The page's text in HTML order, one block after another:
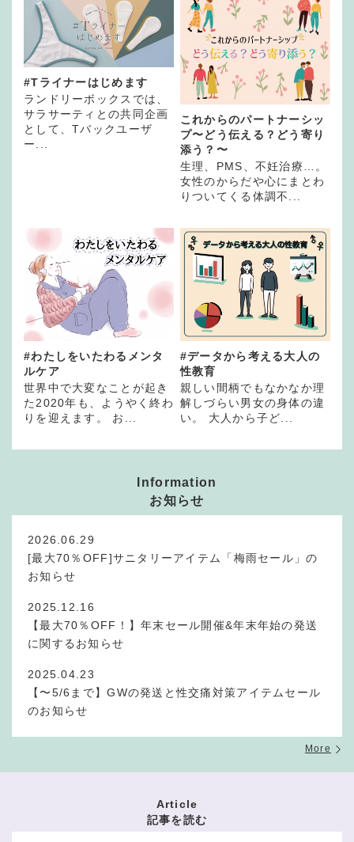
#Tライナーはじめます
ランドリーボックスでは、
サラサーティとの共同企画
として、Tバックユーザ
ー...
これからのパートナーシッ
プ〜どう伝える？どう寄り
添う？〜
生理、PMS、不妊治療…。
女性のからだや心にまとわ
りついてくる体調不...
#わたしをいたわるメンタ
ルケア
世界中で大変なことが起き
た2020年も、ようやく終わ
りを迎えます。 お...
#データから考える大人の
性教育
親しい間柄でもなかなか理
解しづらい男女の身体の違
い。 大人から子ど...
Information
お知らせ
2026.06.29
[最大70％OFF]サニタリーアイテム「梅雨セール」の
お知らせ
2025.12.16
【最大70％OFF！】年末セール開催&年末年始の発送
に関するお知らせ
2025.04.23
【〜5/6まで】GWの発送と性交痛対策アイテムセール
のお知らせ
More
Article
記事を読む